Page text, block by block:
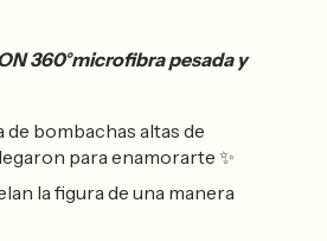
360°microfibra pesada y
de bombachas altas de
para enamorarte ✨
la figura de una manera